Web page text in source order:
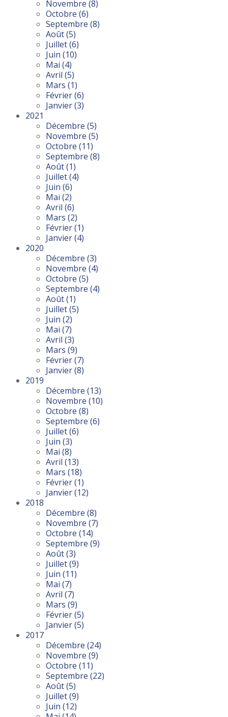
Novembre (8)
Octobre (6)
Septembre (8)
Août(5)
Juillet(6)
Juin (10)
Mai (4)
Avril (5)
Mars (1)
Février(6)
Janvier(3)
2021
Décembre (5)
Novembre (5)
Octobre (11)
Septembre (8)
Août(1)
Juillet(4)
Juin (6)
Mai (2)
Avril (6)
Mars (2)
Février(1)
Janvier(4)
2020
Décembre (3)
Novembre (4)
Octobre (5)
Septembre (4)
Août(1)
Juillet(5)
Juin (2)
Mai (7)
Avril (3)
Mars (9)
Février(7)
Janvier(8)
2019
Décembre (13)
Novembre (10)
Octobre (8)
Septembre (6)
Juillet(6)
Juin (3)
Mai (8)
Avril (13)
Mars (18)
Février(1)
Janvier(12)
2018
Décembre (8)
Novembre (7)
Octobre (14)
Septembre (9)
Août(3)
Juillet(9)
Juin (11)
Mai (7)
Avril (7)
Mars (9)
Février(5)
Janvier(5)
2017
Décembre (24)
Novembre (9)
Octobre (11)
Septembre (22)
Août(5)
Juillet(9)
Juin (12)